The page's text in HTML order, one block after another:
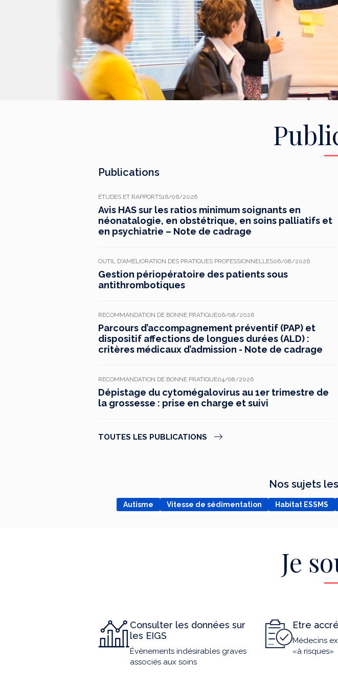
Publications
ÉTUDES ET RAPPORTS16/06/2026
Avis HAS sur les ratios minimum soignants en
néonatalogie, en obstétrique, en soins palliatifs et
en psychiatrie – Note de cadrage
OUTIL D'AMÉLIORATION DES PRATIQUES PROFESSIONNELLES06/08/2026
Gestion périopératoire des patients sous
antithrombotiques
RECOMMANDATION DE BONNE PRATIQUE06/08/2026
Parcours d’accompagnement préventif (PAP) et
dispositif affections de longues durées (ALD) :
critères médicaux d’admission - Note de cadrage
RECOMMANDATION DE BONNE PRATIQUE04/08/2026
Dépistage du cytomégalovirus au 1er trimestre de
la grossesse : prise en charge et suivi
TOUTES LES PUBLICATIONS
Nos sujets
Autisme Vitesse de sédimentation Habitat ESSMS
Je
Consulter les données sur
les EIGS
Évènements indésirables graves
associés aux soins
Etre
Médecins
«à risques»